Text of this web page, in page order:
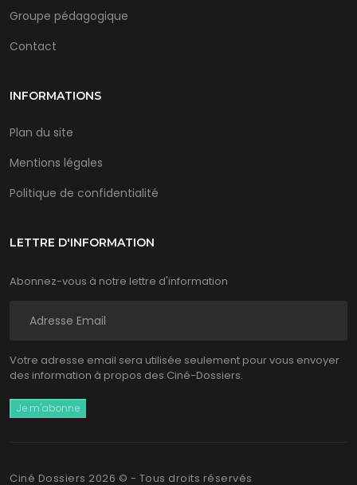
Groupe pédagogique
Contact
INFORMATIONS
Plan du site
Mentions légales
Politique de confidentialité
LETTRE D'INFORMATION
Abonnez-vous à notre lettre d'information
Votre adresse email sera utilisée seulement pour vous envoyer
des information à propos des Ciné-Dossiers.
Ciné Dossiers 2026 © - Tous droits réservés